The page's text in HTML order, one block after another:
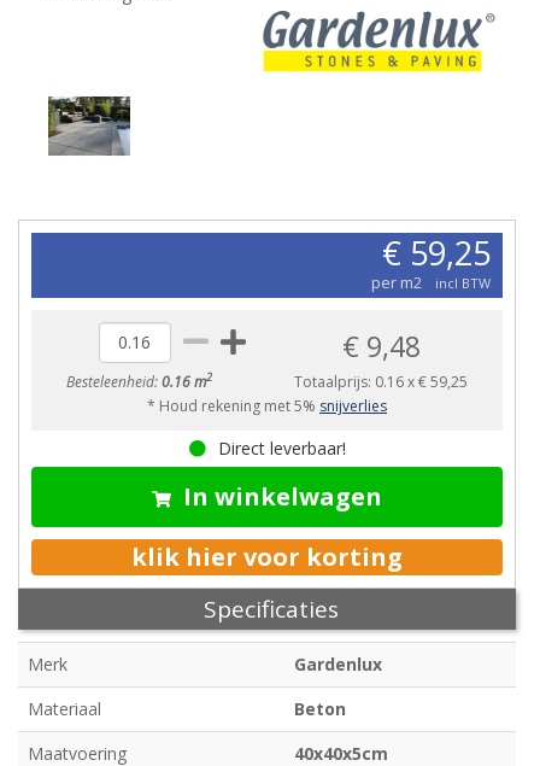
€ 59,25
per m2 incl BTW
Besteleenheid:0.16 m2
€ 9,48
Totaalprijs: 0.16x€ 59,25
* Houd rekening met 5% snijverlies
Direct leverbaar!
In winkelwagen
klik hier voor korting
Specificaties
Merk
Gardenlux
Materiaal
Beton
Maatvoering
40x40x5cm